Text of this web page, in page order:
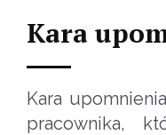
Kara
Kara
pracownika,